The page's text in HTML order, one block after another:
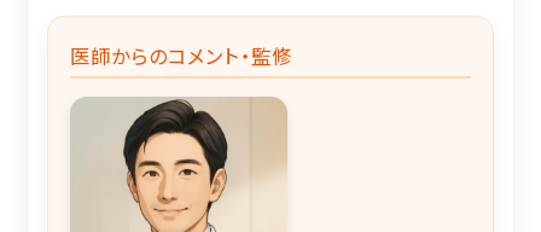
医師からのコメント・監修